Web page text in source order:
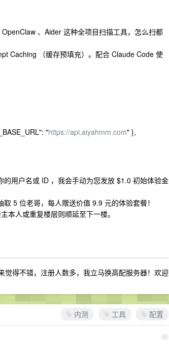
、Aider 这种全项目扫描工具，怎么扫都
Caching （缓存预填充）。配合 Claude Code 使
"https://api.aiyahmm.com" },
用户名或 ID ，我会手动为您发放 $1.0 初始体验金
5 位老哥，每人赠送价值 9.9 元的体验套餐！
本人或重复楼层则顺延至下一楼。
得不错，注册人数多，我立马换高配服务器！欢迎
内测 工具 配置
1